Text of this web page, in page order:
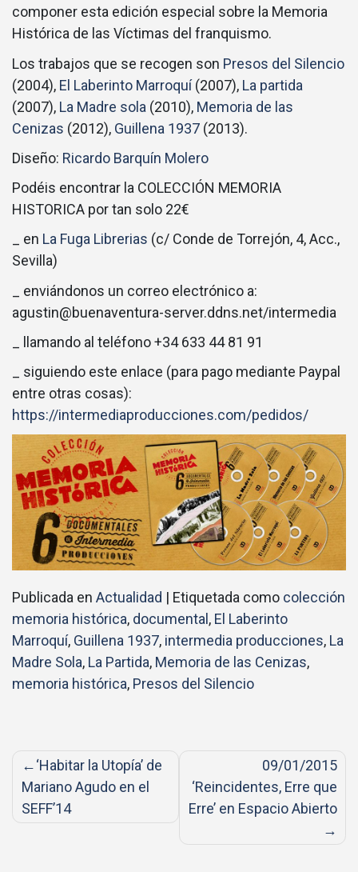
componer esta edición especial sobre la Memoria
Histórica de las Víctimas del franquismo.
Los trabajos que se recogen son Presos del Silencio
(2004), El Laberinto Marroquí(2007), La partida
(2007), La Madre sola (2010), Memoria de las
Cenizas (2012), Guillena 1937 (2013).
Diseño: Ricardo Barquín Molero
Podéis encontrar la COLECCIÓN MEMORIA
HISTORICA por tan solo 22€
_ en La Fuga Librerias (c/ Conde de Torrejón, 4, Acc.,
Sevilla)
_ enviándonos un correo electrónico a:
agustin@buenaventura-server.ddns.net/intermedia
_ llamando al teléfono +34 633 44 81 91
_ siguiendo este enlace (para pago mediante Paypal
entre otras cosas):
https://intermediaproducciones.com/pedidos/
Publicada en Actualidad | Etiquetada como colección
memoria histórica, documental, El Laberinto
Marroquí, Guillena 1937, intermedia producciones, La
Madre Sola, La Partida, Memoria de las Cenizas,
memoria histórica, Presos del Silencio
Navegación
de
entradas
‘Habitar la Utopía’ de
Mariano Agudo en el
SEFF’14
09/01/2015
‘Reincidentes, Erre que
Erre’ en Espacio Abierto